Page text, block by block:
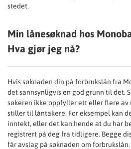
stedet.
Min lånesøknad hos
Hva gjør jeg nå?
Hvis søknaden din på forbrukslån fra
det sannsynligvis en god grunn til det.
søkeren ikke oppfyller ett eller flere av
stiller til låntakere. For eksempel kan
inntekt, eller det kan hende at du har
registrert på deg fra tidligere. Begge
får avslag på søknaden om forbrukslån.